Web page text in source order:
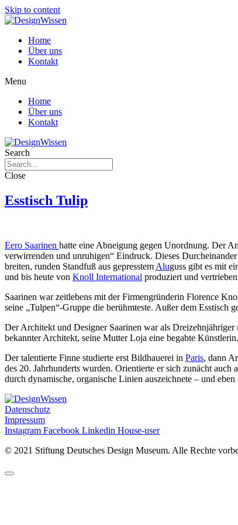
Skip to content
Home
Über uns
Kontakt
Menu
Home
Über uns
Kontakt
Search
Close
Esstisch Tulip
Eero Saarinen hatte eine Abneigung gegen Unordnung. Der
verwirrenden und unruhigen“ Eindruck. Dieses
breiten, runden Standfuß aus gepresstem Aluguss gibt es mit
und bis heute von Knoll International produziert und
Saarinen war zeitlebens mit der Firmengründerin Florence
seine „Tulpen“-Gruppe die berühmteste. Außer dem
Der Architekt und Designer Saarinen war als Dreizehnjähriger
bekannter Architekt, seine Mutter Loja eine begabte Künstlerin.
Der talentierte Finne studierte erst Bildhauerei in Paris, dann
des 20. Jahrhunderts wurden. Orientierte er sich zunächt auch
durch dynamische, organische Linien auszeichnete – und
Datenschutz
Impressum
Instagram Facebook Linkedin House-user
© 2021 Stiftung Deutsches Design Museum. Alle Rechte